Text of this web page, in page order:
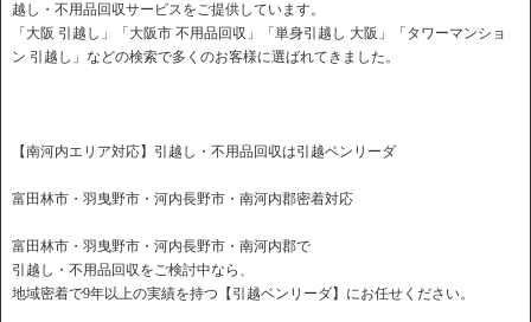
越し・不用品回収サービスをご提供しています。
「大阪 引越し」「大阪市 不用品回収」「単身引越し 大阪」「タワーマンショ
ン 引越し」などの検索で多くのお客様に選ばれてきました。
【南河内エリア対応】引越し・不用品回収は引越ベンリーダ
富田林市・羽曳野市・河内長野市・南河内郡密着対応
富田林市・羽曳野市・河内長野市・南河内郡で
引越し・不用品回収をご検討中なら、
地域密着で9年以上の実績を持つ【引越ベンリーダ】にお任せください。